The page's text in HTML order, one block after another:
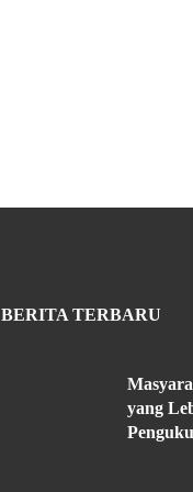
BERITA TERBARU
yang